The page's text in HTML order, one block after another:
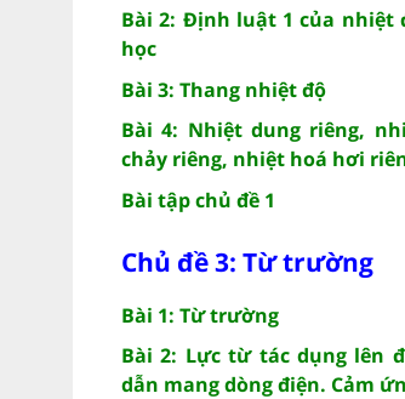
Bài 2: Định luật 1 của nhiệt
học
Bài 3: Thang nhiệt độ
Bài 4: Nhiệt dung riêng,
chảy riêng, nhiệt hoá hơi
Bài tập chủ đề 1
Chủ đề 3: Từ trường
Bài 1: Từ trường
Bài 2: Lực từ tác dụng lên
dẫn mang dòng điện. Cảm